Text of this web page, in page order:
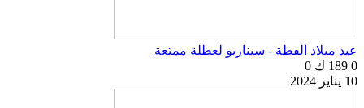
عيد ميلاد القطة - سيناريو لعطلة ممتعة
0 189 ك
0
10 يناير 2024